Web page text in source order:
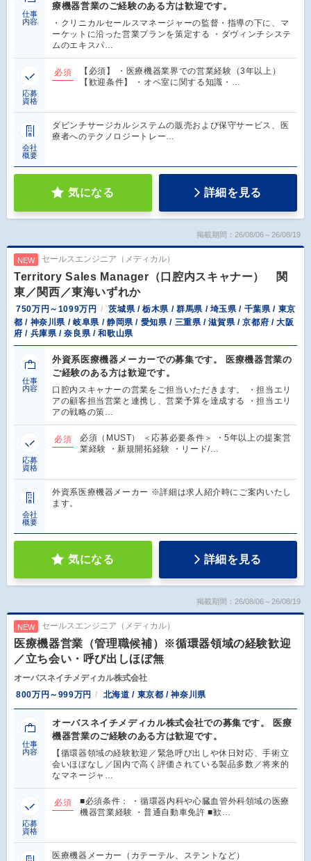
仕事
内容
療機器営業のご経験のある方は歓迎です。
・クリニカルセールスマネージャーの監督・指導の下に、マ
ーケットに沿った営業プランを策定する ・ダヴィンチシステ
ムのエキスパ…
応募
資格
必須
【必須】 ・医療機器業界での営業経験（3年以上）
【歓迎条件】 ・オペ室に関する知識・…
会社
概要
ダビンチサージカルシステムの販売および保守サービス、医
療者へのテクノロジートレー…
気になる 詳細を見る
掲載期間：26/08/06～26/08/19
NEW セールスエンジニア（メディカル）
Territory Sales Manager（口腔内スキャナー） 関
東／関西／東海いずれか
750万円～1099万円
茨城県 / 栃木県 / 群馬県 / 埼玉県 / 千葉県 / 東京
都 / 神奈川県 / 岐阜県 / 静岡県 / 愛知県 / 三重県 / 滋賀県 / 京都府 / 大阪
府 / 兵庫県 / 奈良県 / 和歌山県
仕事
内容
外資系医療機器メーカーでの募集です。 医療機器営業の
ご経験のある方は歓迎です。
口腔内スキャナーの営業をご担当いただきます。 ・担当エリ
アの顧客担当営業と連携し、営業予算を達成する ・担当エリ
アの戦略の策…
応募
資格
必須
必須（MUST） ＜応募必要条件＞ ・5年以上の提案営
業経験 ・新規開拓経験 ・リード/…
会社
概要
外資系医療機器メーカー ※詳細は求人紹介時にご案内いたし
ます。
気になる 詳細を見る
掲載期間：26/08/06～26/08/19
NEW セールスエンジニア（メディカル）
医療機器営業（管理職候補）※循環器領域の経験歓迎
／立ち会い・呼び出しほぼ無
オーバスネイチメディカル株式会社
800万円～999万円
北海道 / 東京都 / 神奈川県
仕事
内容
オーバスネイチメディカル株式会社での募集です。 医療
機器営業のご経験のある方は歓迎です。
【循環器領域の経験歓迎／緊急呼び出しや休日対応、手術立
会いほぼなし／国内で高く評価されている製品多数／将来的
なマネージャ…
応募
資格
必須
■必須条件： ・循環器内科や心臓血管外科領域の医療
機器営業経験 ・普通自動車免許 ■歓…
医療機器メーカー（カテーテル、ステントなど）